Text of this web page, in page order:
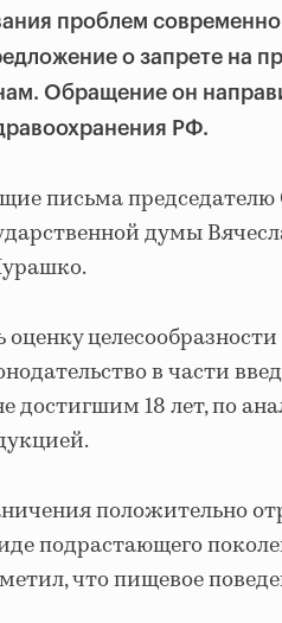
проблем
о запрете на
Обращение он
РФ.
письма
думы
в части
достигшим 18 лет, по
положительно
подрастающего
что пищевое